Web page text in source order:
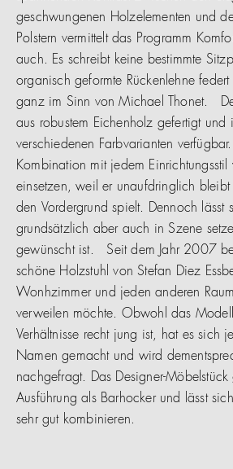
geschwungenen Holzelementen und
Polstern vermittelt das Programm
auch. Es schreibt keine bestimmte
organisch geformte Rückenlehne
ganz im Sinn von Michael Thonet.
aus robustem Eichenholz gefertigt und
verschiedenen Farbvarianten
Kombination mit jedem Einrichtungsstil
einsetzen, weil er unaufdringlich
den Vordergrund spielt. Dennoch lässt
grundsätzlich aber auch in Szene
gewünscht ist. Seit dem Jahr 2007
schöne Holzstuhl von Stefan Diez
Wonhzimmer und jeden anderen
verweilen möchte. Obwohl das
Verhältnisse recht jung ist, hat es sich
Namen gemacht und wird
nachgefragt. Das Designer-
Ausführung als Barhocker und lässt
sehr gut kombinieren.